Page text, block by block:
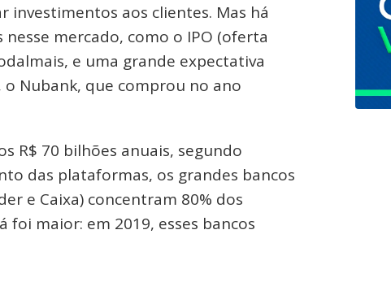
aos clientes. Mas há
mercado, como o IPO (oferta
e uma grande expectativa
Nubank, que comprou no ano
R$ 70 bilhões anuais, segundo
das plataformas, os grandes bancos
e Caixa) concentram 80% dos
foi maior: em 2019, esses bancos